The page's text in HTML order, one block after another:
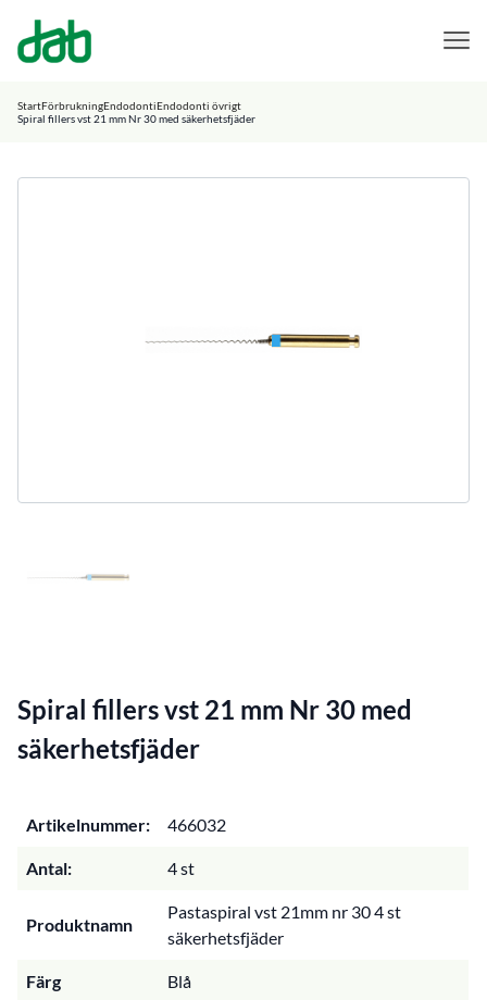
DAB Dental
StartFörbrukningEndodontiEndodonti övrigt
Spiral fillers vst 21 mm Nr 30 med säkerhetsfjäder
Spiral fillers vst 21 mm Nr 30 med
säkerhetsfjäder
Artikelnummer: 466032
Antal: 4 st
Produktnamn
Pastaspiral vst 21mm nr 30 4 st
säkerhetsfjäder
Färg Blå